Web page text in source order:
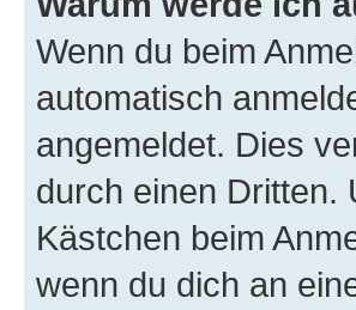
Wenn du beim
automatisch
angemeldet. Dies
durch einen Dritten.
Kästchen beim
wenn du dich an